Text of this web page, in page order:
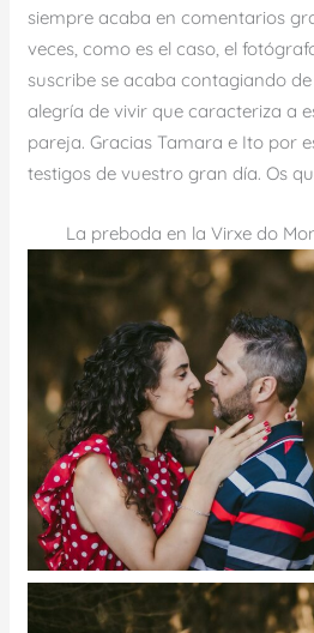
siempre acaba en comentarios
veces, como es el caso, el
suscribe se acaba contagiando
alegría de vivir que caracteriza a
pareja. Gracias Tamara e Ito por
testigos de vuestro gran día. Os
La preboda en la Virxe do